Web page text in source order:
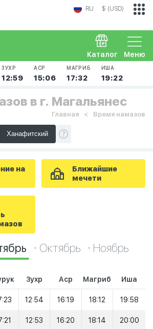
RU $ (USD)
Меню
Каталог
ЗУХР
12:59
АСР
15:06
МАГРИБ
17:32
ИША
19:22
в г. Магальянес
Главная Время намазов
на
Ближайшие
мечети
Октябрь Ноябрь
Зухр Аср Магриб Иша
12:54 16:19 18:12 19:58
12:53 16:20 18:14 20:00